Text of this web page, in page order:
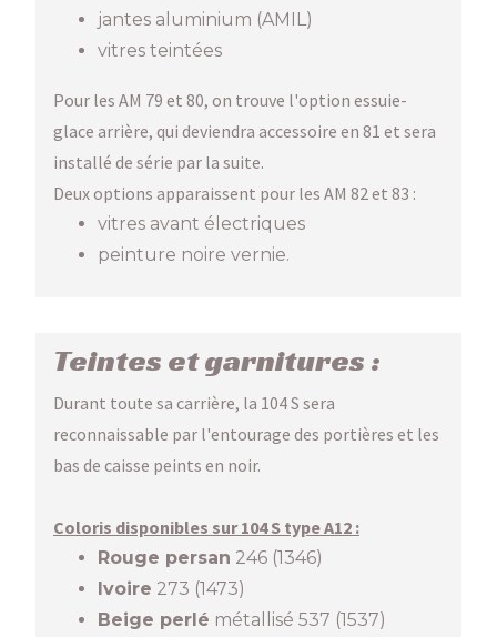
jantes aluminium (AMIL)
vitres teintées
Pour les AM 79 et 80, on trouve l'option essuie-
glace arrière, qui deviendra accessoire en 81 et sera
installé de série par la suite.
Deux options apparaissent pour les AM 82 et 83 :
vitres avant électriques
peinture noire vernie.
Teintes et garnitures :
Durant toute sa carrière, la 104 S sera
reconnaissable par l'entourage des portières et les
bas de caisse peints en noir.
Coloris disponibles sur 104 S type A12 :
Rouge persan 246 (1346)
Ivoire 273 (1473)
Beige perlé métallisé 537 (1537)